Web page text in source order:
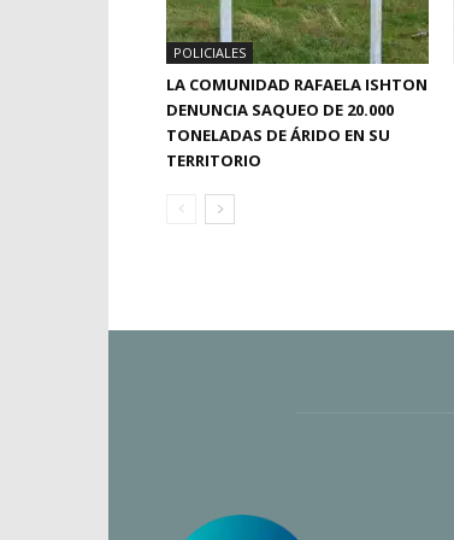
POLICIALES
LA COMUNIDAD RAFAELA ISHTON
DENUNCIA SAQUEO DE 20.000
TONELADAS DE ÁRIDO EN SU
TERRITORIO